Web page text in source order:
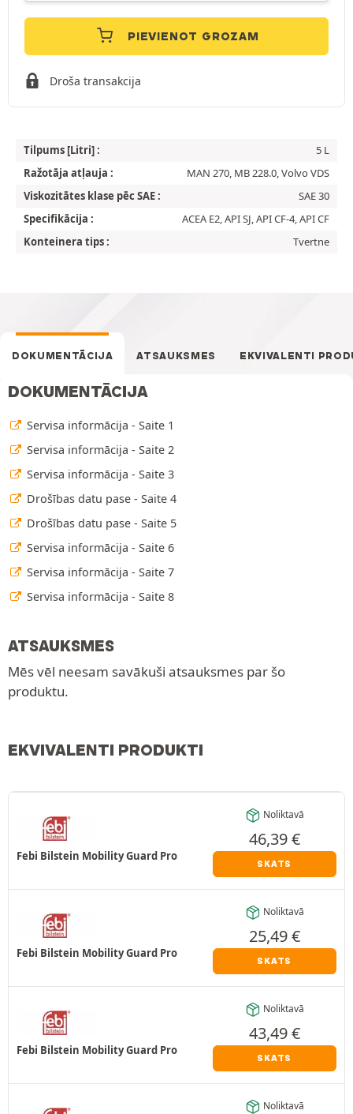
PIEVIENOT GROZAM
Droša transakcija
Tilpums [Litri] :
5 L
Ražotāja atļauja :
MAN 270, MB 228.0, Volvo VDS
Viskozitātes klase pēc SAE :
SAE 30
Specifikācija :
ACEA E2, API SJ, API CF-4, API CF
Konteinera tips :
Tvertne
DOKUMENTĀCIJA ATSAUKSMES EKVIVALENTI
DOKUMENTĀCIJA
Servisa informācija - Saite 1
Servisa informācija - Saite 2
Servisa informācija - Saite 3
Drošības datu pase - Saite 4
Drošības datu pase - Saite 5
Servisa informācija - Saite 6
Servisa informācija - Saite 7
Servisa informācija - Saite 8
ATSAUKSMES
Mēs vēl neesam savākuši atsauksmes par šo
produktu.
EKVIVALENTI PRODUKTI
Febi Bilstein Mobility Guard Pro
Noliktavā
46,39€
SKATS
Febi Bilstein Mobility Guard Pro
Noliktavā
25,49€
SKATS
Febi Bilstein Mobility Guard Pro
Noliktavā
43,49€
SKATS
Noliktavā